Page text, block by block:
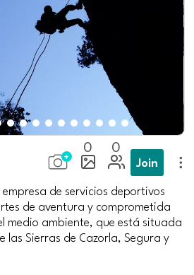
0 0
Join
de servicios deportivos
de aventura y comprometida
medio ambiente, que está situada
las Sierras de Cazorla, Segura y